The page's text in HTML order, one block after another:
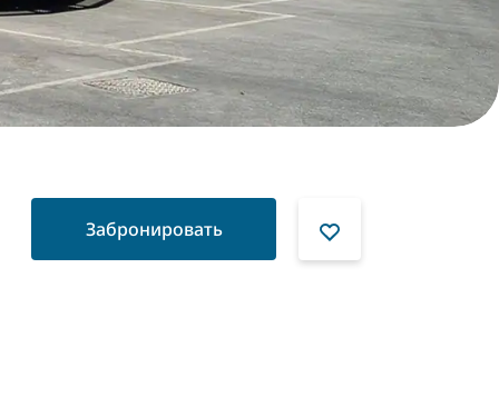
Забронировать